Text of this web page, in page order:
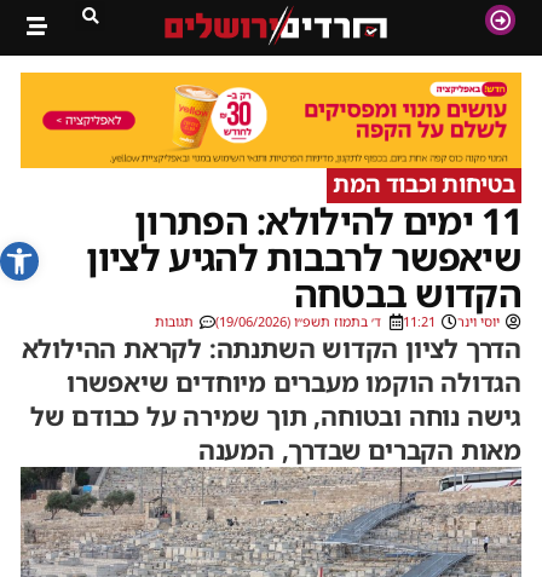
פתח
בטיחות וכבוד המת
11 ימים להילולא: הפתרון
שיאפשר לרבבות להגיע לציון
הקדוש בבטחה
יוסי וינר 11:21 ד׳ בתמוז תשפ״ו (19/06/2026) תגובות
הדרך לציון הקדוש השתנתה: לקראת ההילולא
הגדולה הוקמו מעברים מיוחדים שיאפשרו
גישה נוחה ובטוחה, תוך שמירה על כבודם של
מאות הקברים שבדרך, המענה